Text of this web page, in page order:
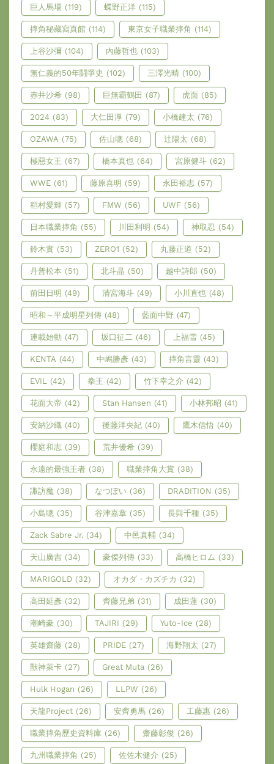
巨人馬場 (119) 蝶野正洋 (115)
摔角秘藏寫真館 (114) 東京女子職業摔角 (114)
上谷沙彌 (104) 內藤哲也 (103)
無仁義的50年鬪爭史 (102) 三澤光晴 (100)
赤井沙希 (98) 巨無霸鶴田 (87) 虎面 (85)
2024 (83) 大仁田厚 (79) 小橋建太 (76)
OZAWA (75) 佐山聰 (68) 辻陽太 (68)
極惡女王 (67) 橋本真也 (64) 宮原健斗 (62)
WWE (61) 藤原喜明 (59) 永田裕志 (57)
稻村愛輝 (57) FMW (56) UWF (56)
日本職業摔角 (55) 川田利明 (54) 神取忍 (54)
鈴木實 (53) ZERO1 (52) 丸藤正道 (52)
丹普松本 (51) 北斗晶 (50) 越中詩郎 (50)
前田日明 (49) 清宮海斗 (49) 小川直也 (48)
昭和～平成明星列傳 (48) 藍面中野 (47)
連載始動 (47) 坂口征二 (46) 上福雪 (45)
KENTA (44) 中嶋勝彥 (43) 摔角言靈 (43)
EVIL (42) 拳王 (42) 竹下幸之介 (42)
花面大帝 (42) Stan Hansen (41) 小林邦昭 (41)
安納沙織 (40) 後藤洋央紀 (40) 鷹木信悟 (40)
櫻庭和志 (39) 荒井優希 (39)
永遠的最強王者 (38) 職業摔角大賞 (38)
諏訪魔 (38) なつぽい (36) DRADITION (35)
小島聰 (35) 谷津嘉章 (35) 長與千種 (35)
Zack Sabre Jr. (34) 中邑真輔 (34)
天山廣吉 (34) 豪傑列傳 (33) 高橋ヒロム (33)
MARIGOLD (32) オカダ・カズチカ (32)
高田延彥 (32) 齊藤兄弟 (31) 成田蓮 (30)
潮崎豪 (30) TAJIRI (29) Yuto-Ice (28)
英雄齋藤 (28) PRIDE (27) 海野翔太 (27)
獸神萊卡 (27) Great Muta (26)
Hulk Hogan (26) LLPW (26)
天龍Project (26) 安齊勇馬 (26) 工藤惠 (26)
職業摔角歷史資料庫 (26) 齋藤彰俊 (26)
九州職業摔角 (25) 佐佐木健介 (25)